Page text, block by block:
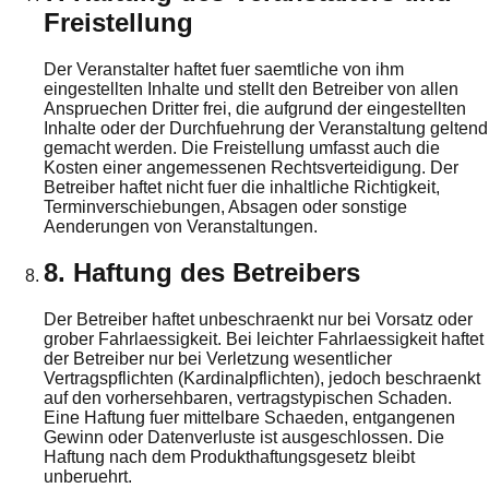
Freistellung
Der Veranstalter haftet fuer saemtliche von ihm
eingestellten Inhalte und stellt den Betreiber von allen
Anspruechen Dritter frei, die aufgrund der eingestellten
Inhalte oder der Durchfuehrung der Veranstaltung geltend
gemacht werden. Die Freistellung umfasst auch die
Kosten einer angemessenen Rechtsverteidigung. Der
Betreiber haftet nicht fuer die inhaltliche Richtigkeit,
Terminverschiebungen, Absagen oder sonstige
Aenderungen von Veranstaltungen.
8. Haftung des Betreibers
Der Betreiber haftet unbeschraenkt nur bei Vorsatz oder
grober Fahrlaessigkeit. Bei leichter Fahrlaessigkeit haftet
der Betreiber nur bei Verletzung wesentlicher
Vertragspflichten (Kardinalpflichten), jedoch beschraenkt
auf den vorhersehbaren, vertragstypischen Schaden.
Eine Haftung fuer mittelbare Schaeden, entgangenen
Gewinn oder Datenverluste ist ausgeschlossen. Die
Haftung nach dem Produkthaftungsgesetz bleibt
unberuehrt.